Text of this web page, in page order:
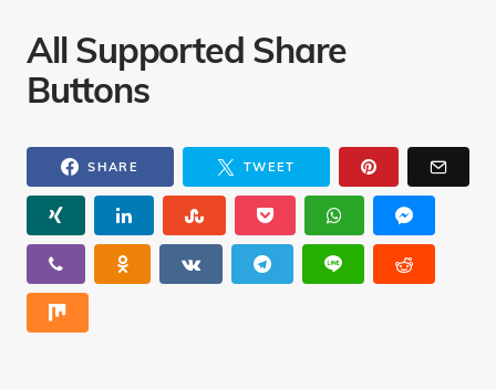
All Supported Share
Buttons
SHARE TWEET